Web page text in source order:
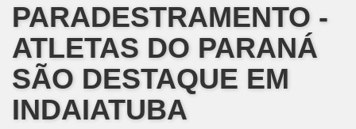
PARADESTRAMENTO -
ATLETAS DO PARANÁ
SÃO DESTAQUE EM
INDAIATUBA